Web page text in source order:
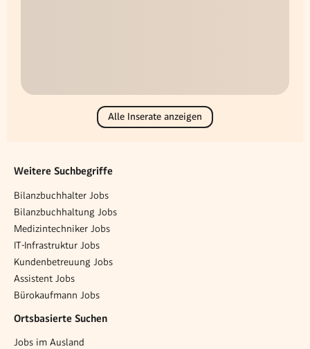
Alle Inserate anzeigen
Weitere Suchbegriffe
Bilanzbuchhalter Jobs
Bilanzbuchhaltung Jobs
Medizintechniker Jobs
IT-Infrastruktur Jobs
Kundenbetreuung Jobs
Assistent Jobs
Bürokaufmann Jobs
Ortsbasierte Suchen
Jobs im Ausland